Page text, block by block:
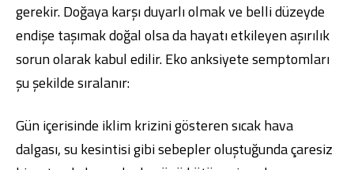
gerekir. Doğaya karşı duyarlı olmak ve belli düzeyde
endişe taşımak doğal olsa da hayatı etkileyen aşırılık
sorun olarak kabul edilir. Eko anksiyete semptomları
şu şekilde sıralanır:
Gün içerisinde iklim krizini gösteren sıcak hava
dalgası, su kesintisi gibi sebepler oluştuğunda çaresiz